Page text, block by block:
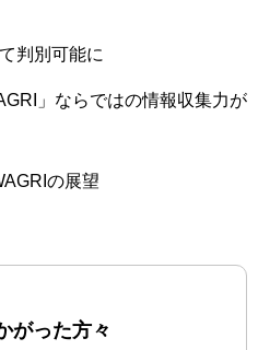
判別可能に
」ならではの情報収集力が
の展望
がった方々